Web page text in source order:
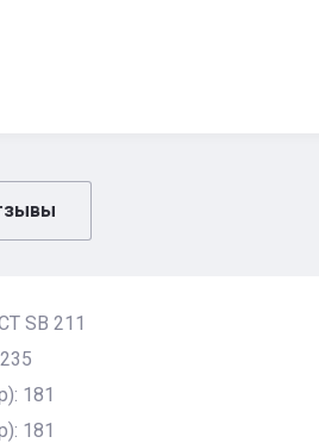
SB 211
181
181